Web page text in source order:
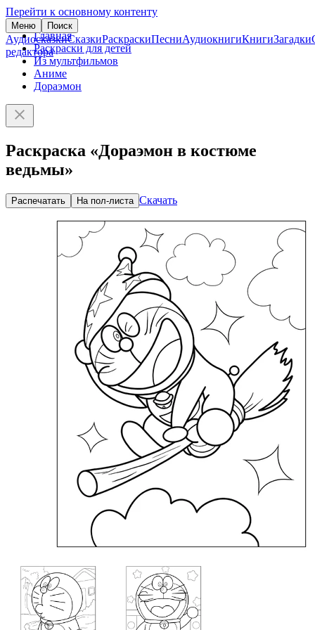
Перейти к основному контенту
Меню Поиск
АудиосказкиСказкиРаскраскиПесниАудиокнигиКнигиЗагадки
редактора
Главная
Раскраски для детей
Из мультфильмов
Аниме
Дораэмон
Раскраска «Дораэмон в костюме
ведьмы»
Распечатать На пол-листа Скачать